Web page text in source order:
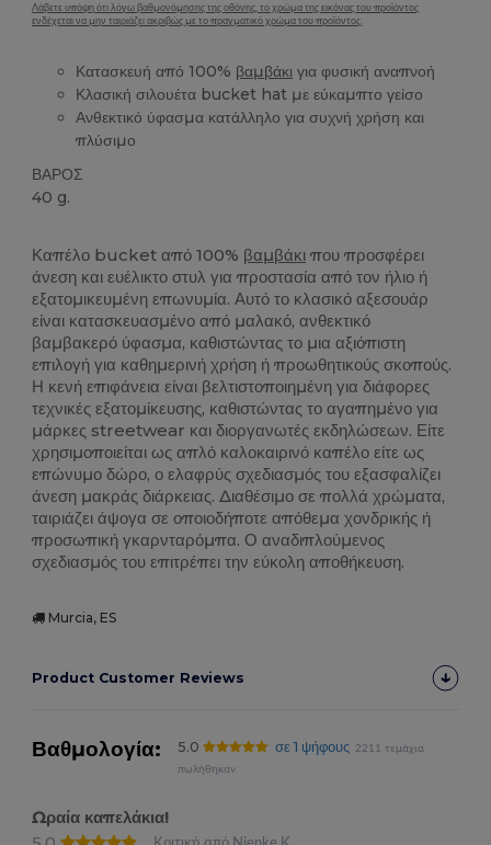
Λάβετε υπόψη ότι λόγω βαθμονόμησης της οθόνης, το χρώμα της εικόνας του προϊόντος
ενδέχεται να μην ταιριάζει ακριβώς με το πραγματικό χρώμα του προϊόντος.
Κατασκευή από 100% βαμβάκι για φυσική αναπνοή
Κλασική σιλουέτα bucket hat με εύκαμπτο γείσο
Ανθεκτικό ύφασμα κατάλληλο για συχνή χρήση και
πλύσιμο
ΒΑΡΟΣ
40 g.
Καπέλο bucket από 100% βαμβάκι που προσφέρει
άνεση και ευέλικτο στυλ για προστασία από τον ήλιο ή
εξατομικευμένη επωνυμία. Αυτό το κλασικό αξεσουάρ
είναι κατασκευασμένο από μαλακό, ανθεκτικό
βαμβακερό ύφασμα, καθιστώντας το μια αξιόπιστη
επιλογή για καθημερινή χρήση ή προωθητικούς σκοπούς.
Η κενή επιφάνεια είναι βελτιστοποιημένη για διάφορες
τεχνικές εξατομίκευσης, καθιστώντας το αγαπημένο για
μάρκες streetwear και διοργανωτές εκδηλώσεων. Είτε
χρησιμοποιείται ως απλό καλοκαιρινό καπέλο είτε ως
επώνυμο δώρο, ο ελαφρύς σχεδιασμός του εξασφαλίζει
άνεση μακράς διάρκειας. Διαθέσιμο σε πολλά χρώματα,
ταιριάζει άψογα σε οποιοδήποτε απόθεμα χονδρικής ή
προσωπική γκαρνταρόμπα. Ο αναδιπλούμενος
σχεδιασμός του επιτρέπει την εύκολη αποθήκευση.
Murcia, ES
Product Customer Reviews
Βαθμολογία: 5.0 σε 1 ψήφους
2211 τεμάχια
πωλήθηκαν
Ωραία καπελάκια!